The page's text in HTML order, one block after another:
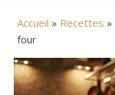
Accueil » Recettes »
four